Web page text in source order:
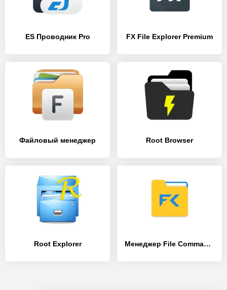
ES Проводник Pro FX File Explorer Premium
Файловый менеджер Root Browser
Root Explorer Менеджер File Commander